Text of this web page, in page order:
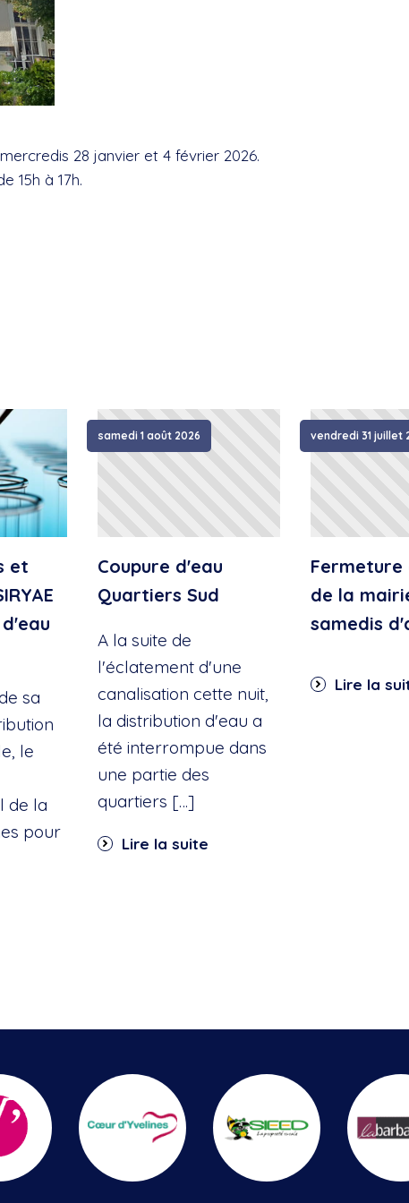
28 janvier et 4 février 2026.
15h à 17h.
et
sa
le
de la
pour
samedi 1 août 2026
Coupure d'eau
Quartiers Sud
A la suite de
l'éclatement d'une
canalisation cette nuit,
la distribution d'eau a
été interrompue dans
une partie des
quartiers […]
Lire la suite
vendredi 31 juillet
Fermeture
de la
samedis
Lire la